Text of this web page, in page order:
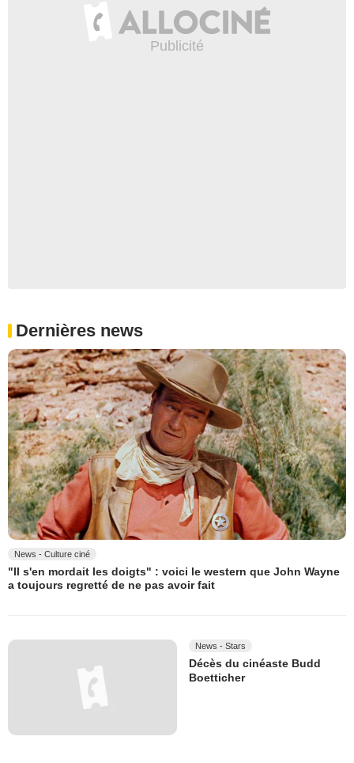
Dernières news
News - Culture ciné
"Il s'en mordait les doigts" : voici le western que John Wayne
a toujours regretté de ne pas avoir fait
News - Stars
Décès du cinéaste Budd
Boetticher